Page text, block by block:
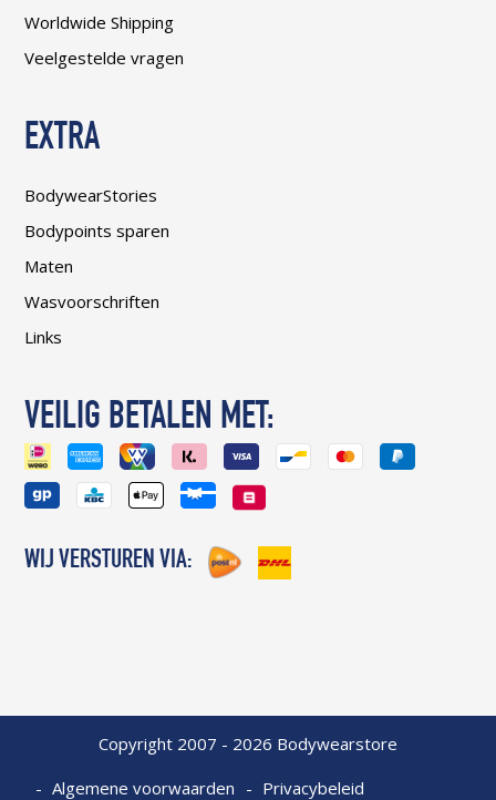
Worldwide Shipping
Veelgestelde vragen
EXTRA
BodywearStories
Bodypoints sparen
Maten
Wasvoorschriften
Links
VEILIG BETALEN MET:
WIJ VERSTUREN VIA:
Copyright 2007 - 2026 Bodywearstore
Algemene voorwaarden
Privacybeleid